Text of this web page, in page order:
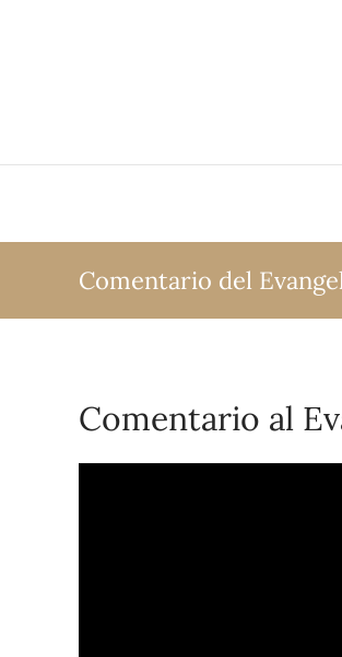
Comentario del
Comentario al